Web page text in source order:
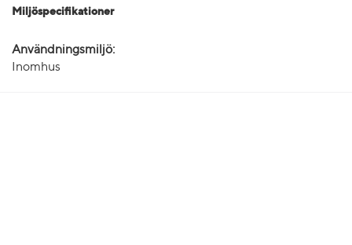
Miljöspecifikationer
Användningsmiljö:
Inomhus